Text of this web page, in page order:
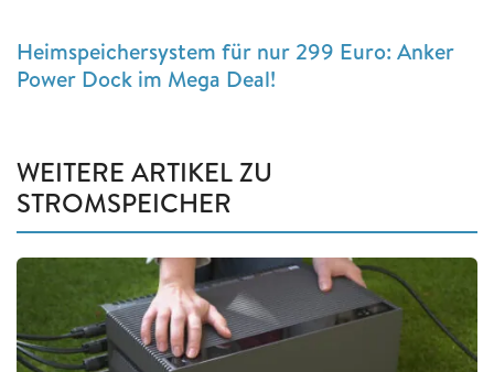
Heimspeichersystem für nur 299 Euro: Anker
Power Dock im Mega Deal!
WEITERE ARTIKEL ZU
STROMSPEICHER